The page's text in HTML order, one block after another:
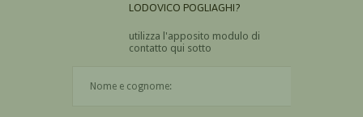
LODOVICO POGLIAGHI?
utilizza l'apposito modulo di
contatto qui sotto